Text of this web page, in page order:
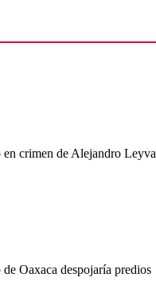
crimen de Alejandro Leyva
Oaxaca despojaría predios